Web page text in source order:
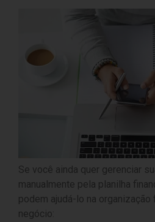
Se você ainda quer gerenciar
manualmente pela planilha
podem ajudá-lo na organização
negócio: